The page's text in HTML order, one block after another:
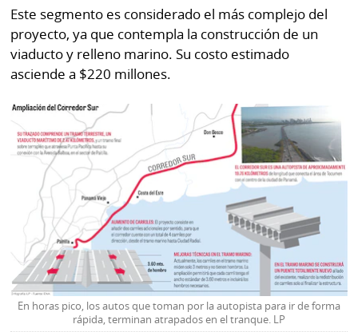
Este segmento es considerado el más complejo del
proyecto, ya que contempla la construcción de un
viaducto y relleno marino. Su costo estimado
asciende a $220 millones.
En horas pico, los autos que toman por la autopista para ir de forma
rápida, terminan atrapados en el tranque. LP